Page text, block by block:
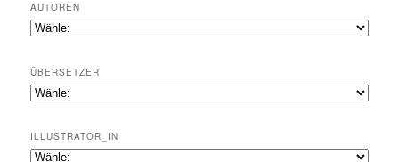
AUTOREN
ÜBERSETZER
ILLUSTRATOR_IN